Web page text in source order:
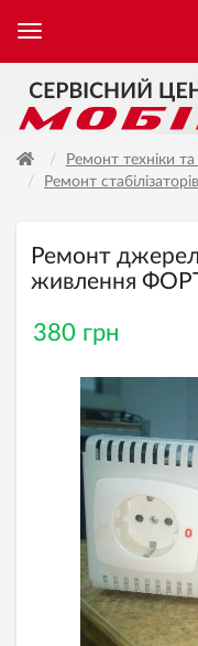
Ремонт техніки та
Ремонт
Ремонт
живлення
380 грн